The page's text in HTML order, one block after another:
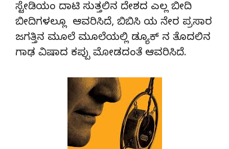
ಸ್ಟೇಡಿಯಂ ದಾಟಿ ಸುತ್ತಲಿನ ದೇಶದ ಎಲ್ಲ ಬೀದಿ
ಬೀದಿಗಳಲ್ಲೂ ಆವರಿಸಿದೆ, ಬಿಬಿಸಿ ಯ ನೇರ ಪ್ರಸಾರ
ಜಗತ್ತಿನ ಮೂಲೆ ಮೂಲೆಯಲ್ಲಿ ಡ್ಯೂಕ್ ನ ತೊದಲಿನ
ಗಾಢ ವಿಷಾದ ಕಪ್ಪು ಮೋಡದಂತೆ ಆವರಿಸಿದೆ.